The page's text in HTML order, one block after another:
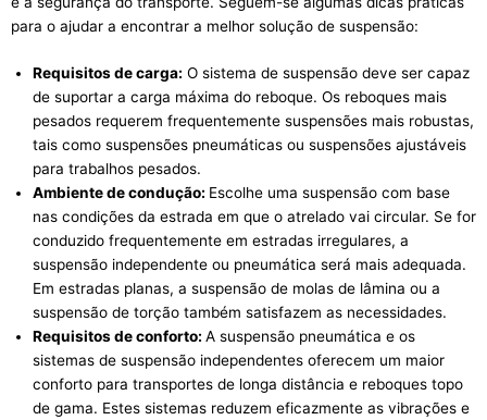
para o ajudar a encontrar a melhor solução de suspensão:
Requisitos de carga: O sistema de suspensão deve ser capaz
de suportar a carga máxima do reboque. Os reboques mais
pesados requerem frequentemente suspensões mais robustas,
tais como suspensões pneumáticas ou suspensões ajustáveis
para trabalhos pesados.
Ambiente de condução: Escolhe uma suspensão com base
nas condições da estrada em que o atrelado vai circular. Se for
conduzido frequentemente em estradas irregulares, a
suspensão independente ou pneumática será mais adequada.
Em estradas planas, a suspensão de molas de lâmina ou a
suspensão de torção também satisfazem as necessidades.
Requisitos de conforto: A suspensão pneumática e os
sistemas de suspensão independentes oferecem um maior
conforto para transportes de longa distância e reboques topo
de gama. Estes sistemas reduzem eficazmente as vibrações e